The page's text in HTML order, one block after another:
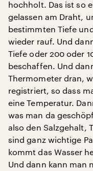
hochholt. Das ist so
gelassen am Draht,
bestimmten Tiefe
wieder rauf. Und
Tiefe oder 200 oder
beschaffen. Und
Thermometer dran,
registriert, so dass
eine Temperatur.
was man da
also den Salzgehalt,
sind ganz wichtige
kommt das Wasser
Und dann kann man